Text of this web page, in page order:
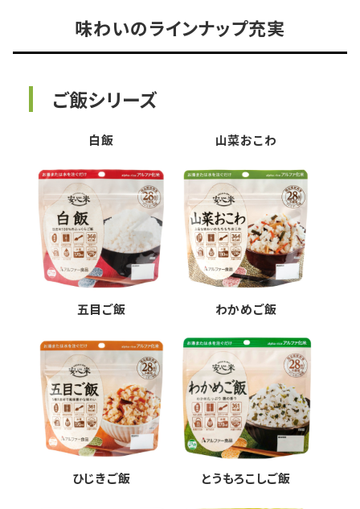
味わいのラインナップ充実
ご飯シリーズ
白飯 山菜おこわ
五目ご飯 わかめご飯
ひじきご飯 とうもろこしご飯